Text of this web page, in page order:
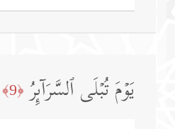
یَوۡمَ تُبۡلَى ٱلسَّرَاۤىِٕرُ ﴿9﴾